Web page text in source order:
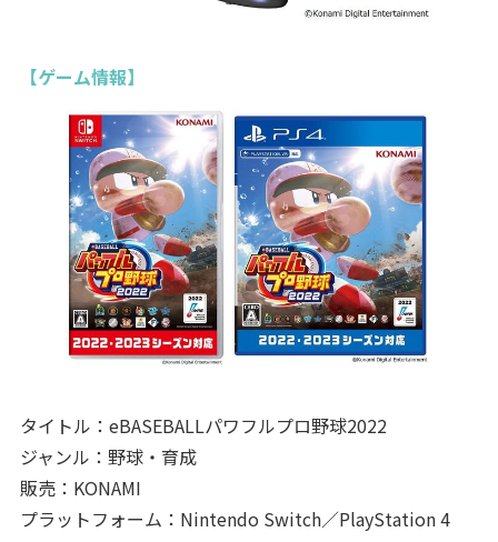
【ゲーム情報】
タイトル：eBASEBALLパワフルプロ野球2022
ジャンル：野球・育成
販売：KONAMI
プラットフォーム：Nintendo Switch／PlayStation 4